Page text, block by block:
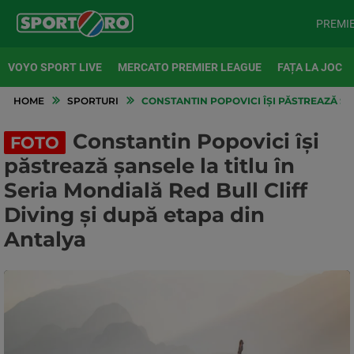
VOYO SPORT LIVE MERCATO PREMIER LEAGUE FAȚA LA JOC
HOME SPORTURI CONSTANTIN POPOVICI ÎȘI PĂSTREAZĂ
FOTO
Constantin Popovici își
păstrează șansele la titlu în
Seria Mondială Red Bull Cliff
Diving și după etapa din
Antalya